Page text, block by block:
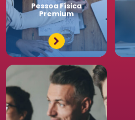
PessoaFísica
Premium